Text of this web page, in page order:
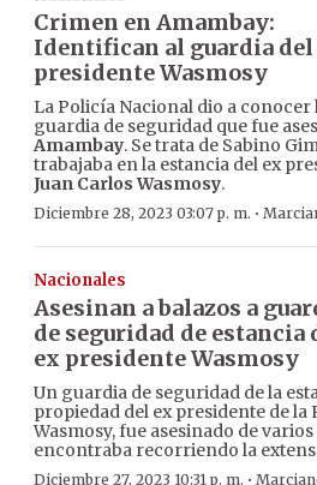
Crimen en Amambay:
Identifican al guardia del
presidente Wasmosy
La Policía Nacional dio a conocer
guardia de seguridad que fue
Amambay. Se trata de Sabino
trabajaba en la estancia del ex
Juan Carlos Wasmosy.
Diciembre 28, 2023 03:07 p. m. ·
Nacionales
Asesinan a balazos a
de seguridad de estancia
ex presidente Wasmosy
Un guardia de seguridad de la
propiedad del ex presidente de la
Wasmosy, fue asesinado de
encontraba recorriendo la
Diciembre 27, 2023 10:31 p. m.